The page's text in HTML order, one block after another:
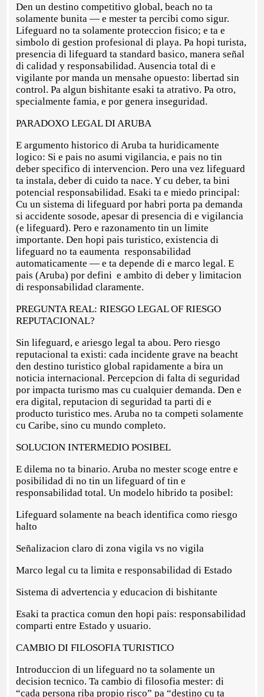
Den un destino competitivo global, beach no ta
solamente bunita — e mester ta percibi como sigur.
Lifeguard no ta solamente proteccion fisico; e ta e
simbolo di gestion profesional di playa. Pa hopi turista,
presencia di lifeguard ta standard basico, manera señal
di calidad y responsabilidad. Ausencia total di e
vigilante por manda un mensahe opuesto: libertad sin
control. Pa algun bishitante esaki ta atrativo. Pa otro,
specialmente famia, e por genera inseguridad.
PARADOXO LEGAL DI ARUBA
E argumento historico di Aruba ta huridicamente
logico: Si e pais no asumi vigilancia, e pais no tin
deber specifico di intervencion. Pero una vez lifeguard
ta instala, deber di cuido ta nace. Y cu deber, ta bini
potencial responsabilidad. Esaki ta e miedo principal:
Cu un sistema di lifeguard por habri porta pa demanda
si accidente sosode, apesar di presencia di e vigilancia
(e lifeguard). Pero e razonamento tin un limite
importante. Den hopi pais turistico, existencia di
lifeguard no ta eaumenta responsabilidad
automaticamente — e ta depende di e marco legal. E
pais (Aruba) por defini e ambito di deber y limitacion
di responsabilidad claramente.
PREGUNTA REAL: RIESGO LEGAL OF RIESGO
REPUTACIONAL?
Sin lifeguard, e ariesgo legal ta abou. Pero riesgo
reputacional ta existi: cada incidente grave na beacht
den destino turistico global rapidamente a bira un
noticia internacional. Percepcion di falta di seguridad
por impacta turismo mas cu cualquier demanda. Den e
era digital, reputacion di seguridad ta parti di e
producto turistico mes. Aruba no ta competi solamente
cu Caribe, sino cu mundo completo.
SOLUCION INTERMEDIO POSIBEL
E dilema no ta binario. Aruba no mester scoge entre e
posibilidad di no tin un lifeguard of tin e
responsabilidad total. Un modelo hibrido ta posibel:
Lifeguard solamente na beach identifica como riesgo
halto
Señalizacion claro di zona vigila vs no vigila
Marco legal cu ta limita e responsabilidad di Estado
Sistema di advertencia y educacion di bishitante
Esaki ta practica comun den hopi pais: responsabilidad
comparti entre Estado y usuario.
CAMBIO DI FILOSOFIA TURISTICO
Introduccion di un lifeguard no ta solamente un
decision tecnico. Ta cambio di filosofia mester: di
“cada persona riba propio risco” pa “destino cu ta